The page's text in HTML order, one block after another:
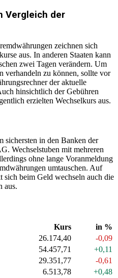
Vergleich der
zeichnen sich
aus. In anderen Staaten kann
zwei Tagen verändern. Um
verhandeln zu können, sollte vor
der aktuelle
hinsichtlich der Gebühren
erzielten Wechselkurs aus.
sichersten in den Banken der
Wechselstuben mit mehreren
ohne lange Voranmeldung
umtauschen. Auf
sich beim Geld wechseln auch die
aus.
Kurs
in %
26.174,40
-0,09
54.457,71
+0,11
29.351,77
-0,61
6.513,78
+0,48